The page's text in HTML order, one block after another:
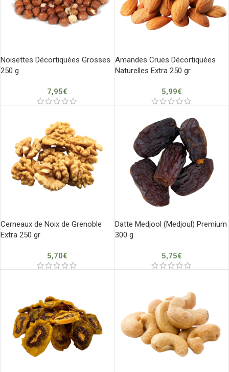
Noisettes Décortiquées Grosses
250 g
7,95€
Amandes Crues Décortiquées
Naturelles Extra 250 gr
5,99€
Cerneaux de Noix de Grenoble
Extra 250 gr
5,70€
Datte Medjool (Medjoul) Premium
300 g
5,75€